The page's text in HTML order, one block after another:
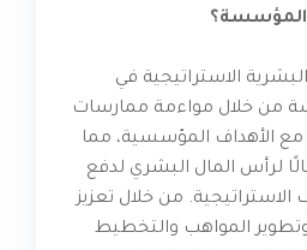
الاستراتيجية في
من خلال مواءمة ممارسات
مع الأهداف المؤسسية، مما
لرأس المال البشري لدفع
الاستراتيجية. من خلال تعزيز
المواهب والتخطيط